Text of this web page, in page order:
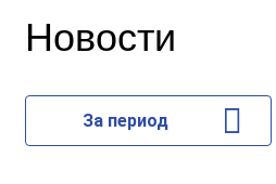
Новости
За период